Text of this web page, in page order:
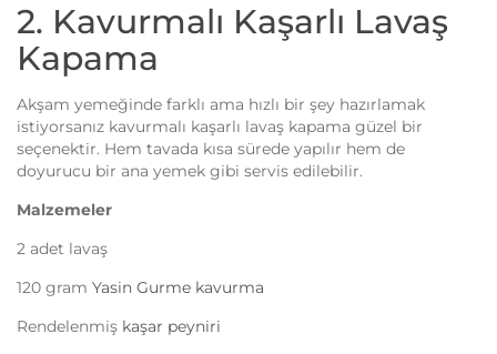
2. Kavurmalı Kaşarlı Lavaş
Kapama
Akşam yemeğinde farklı ama hızlı bir şey hazırlamak
istiyorsanız kavurmalı kaşarlı lavaş kapama güzel bir
seçenektir. Hem tavada kısa sürede yapılır hem de
doyurucu bir ana yemek gibi servis edilebilir.
Malzemeler
2 adet lavaş
120 gram Yasin Gurme kavurma
Rendelenmiş kaşar peyniri